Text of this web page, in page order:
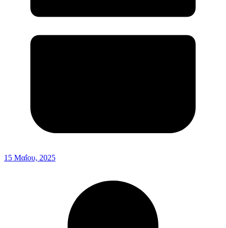
15 Μαΐου, 2025